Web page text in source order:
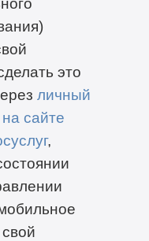
это
личный
сайте
,